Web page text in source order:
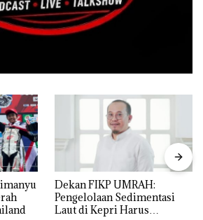
Dekan FIKP UMRAH:
Pengelolaan Sedimentasi
Laut di Kepri Harus